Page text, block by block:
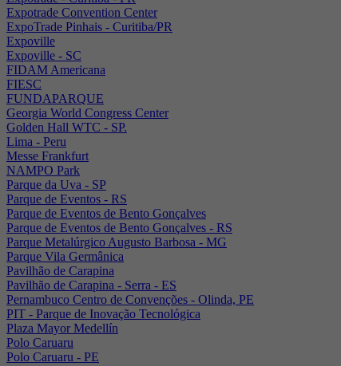
Expotrade Convention Center
ExpoTrade Pinhais - Curitiba/PR
Expoville
Expoville - SC
FIDAM Americana
FIESC
FUNDAPARQUE
Georgia World Congress Center
Golden Hall WTC - SP.
Lima - Peru
Messe Frankfurt
NAMPO Park
Parque da Uva - SP
Parque de Eventos - RS
Parque de Eventos de Bento Gonçalves
Parque de Eventos de Bento Gonçalves - RS
Parque Metalúrgico Augusto Barbosa - MG
Parque Vila Germânica
Pavilhão de Carapina
Pavilhão de Carapina - Serra - ES
Pernambuco Centro de Convenções - Olinda, PE
PIT - Parque de Inovação Tecnológica
Plaza Mayor Medellín
Polo Caruaru
Polo Caruaru - PE